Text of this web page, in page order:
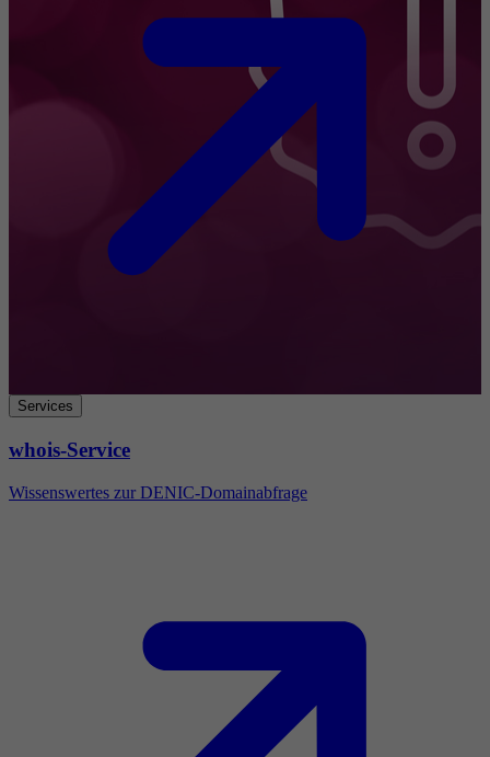
Services
whois-Service
Wissenswertes zur DENIC-Domainabfrage